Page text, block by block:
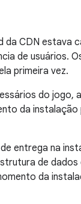
CDN estava
de usuários.
primeira vez.
do jogo,
da
entrega na
de
da